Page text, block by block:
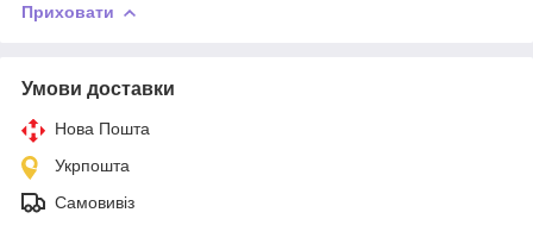
Приховати
Умови доставки
Нова Пошта
Укрпошта
Самовивіз